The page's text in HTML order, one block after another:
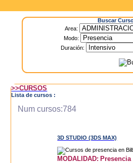
Buscar
Area:
Modo:
Duración:
>>CURSOS
Lista de cursos :
Num cursos:784
3D STUDIO (3DS MAX)
MODALIDAD: Presencia